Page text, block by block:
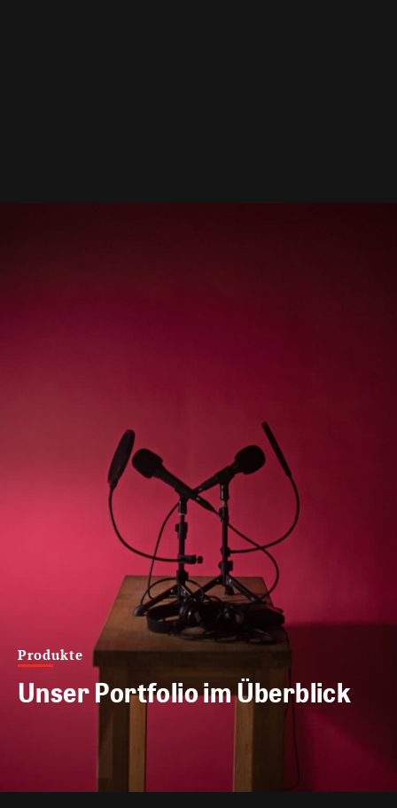
Produkte
Unser Portfolio im Überblick